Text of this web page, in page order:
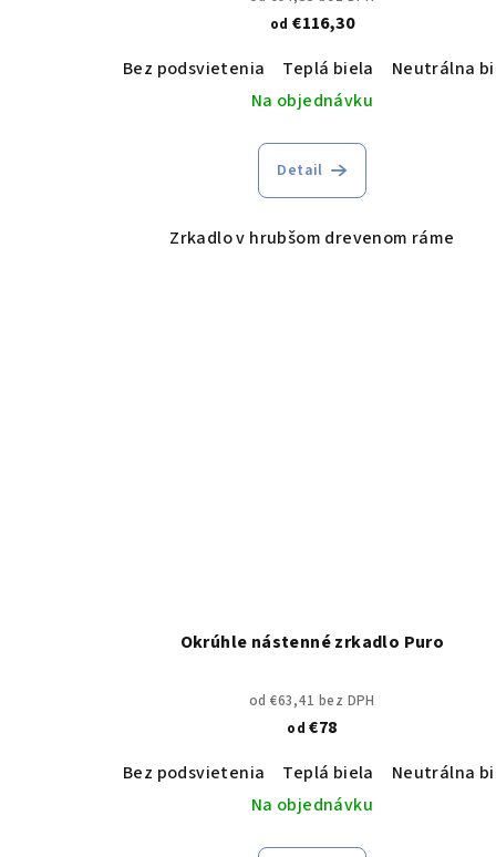
t
od €116,30
Bez podsvietenia
Teplá biela Neutrálna
Na objednávku
Detail
Zrkadlo v hrubšom drevenom ráme
Okrúhle nástenné zrkadlo Puro
od €63,41 bez DPH
od €78
Bez podsvietenia
Teplá biela Neutrálna
Na objednávku